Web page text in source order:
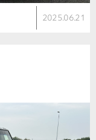
2025.06.21